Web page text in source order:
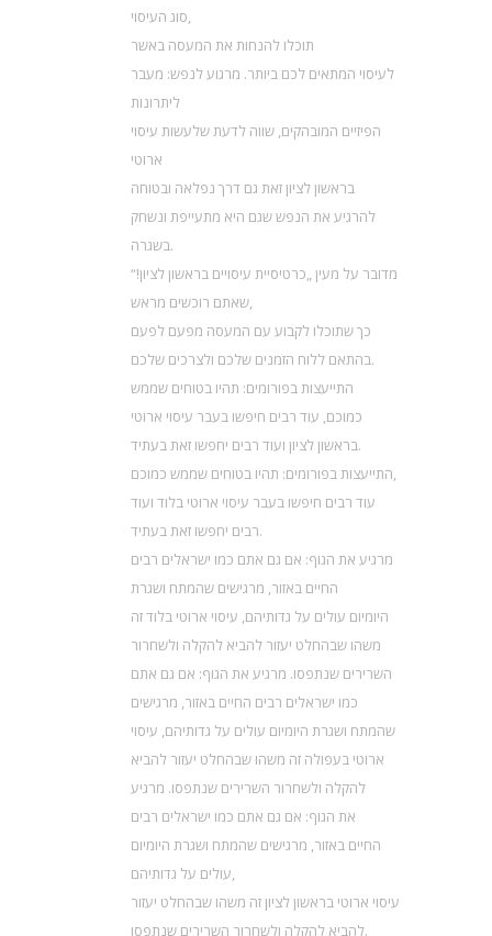
סוג העיסוי,
תוכלו להנחות את המעסה באשר
לעיסוי המתאים לכם ביותר. מרגוע לנפש: מעבר
ליתרונות
הפיזיים המובהקים, שווה לדעת שלעשות עיסוי
ארוטי
בראשון לציון זאת גם דרך נפלאה ובטוחה
להרגיע את הנפש שגם היא מתעייפת ונשחק
בשגרה.
מדובר על מעין „כרטיסיית עיסויים בראשון לציון!“
שאתם רוכשים מראש,
כך שתוכלו לקבוע עם המעסה מפעם לפעם
בהתאם ללוח הזמנים שלכם ולצרכים שלכם.
התייעצות בפורומים: תהיו בטוחים שממש
כמוכם, עוד רבים חיפשו בעבר עיסוי ארוטי
בראשון לציון ועוד רבים יחפשו זאת בעתיד.
התייעצות בפורומים: תהיו בטוחים שממש כמוכם,
עוד רבים חיפשו בעבר עיסוי ארוטי בלוד ועוד
רבים יחפשו זאת בעתיד.
מרגיע את הגוף: אם גם אתם כמו ישראלים רבים
החיים באזור, מרגישים שהמתח ושגרת
היומיום עולים על גדותיהם, עיסוי ארוטי בלוד זה
משהו שבהחלט יעזור להביא להקלה ולשחרור
השרירים שנתפסו. מרגיע את הגוף: אם גם אתם
כמו ישראלים רבים החיים באזור, מרגישים
שהמתח ושגרת היומיום עולים על גדותיהם, עיסוי
ארוטי בעפולה זה משהו שבהחלט יעזור להביא
להקלה ולשחרור השרירים שנתפסו. מרגיע
את הגוף: אם גם אתם כמו ישראלים רבים
החיים באזור, מרגישים שהמתח ושגרת היומיום
עולים על גדותיהם,
עיסוי ארוטי בראשון לציון זה משהו שבהחלט יעזור
להביא להקלה ולשחרור השרירים שנתפסו.